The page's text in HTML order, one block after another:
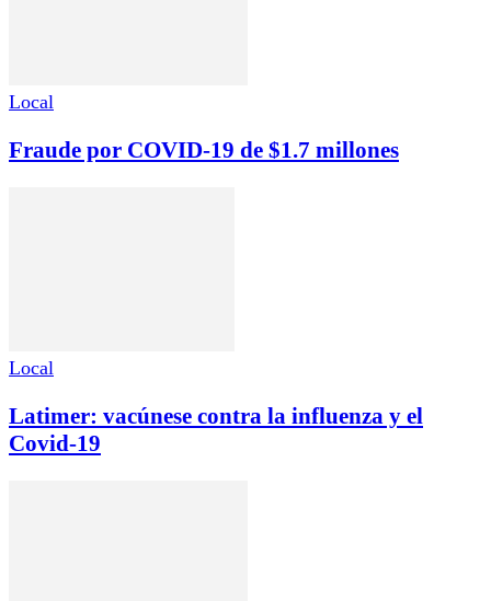
Local
Fraude por COVID-19 de $1.7 millones
Local
Latimer: vacúnese contra la influenza y el
Covid-19